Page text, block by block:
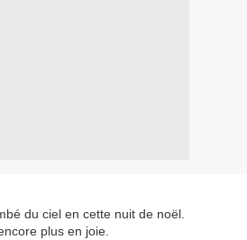
du ciel en cette nuit de noël.
plus en joie.